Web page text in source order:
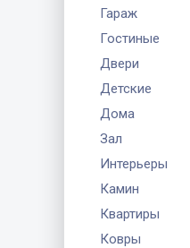
Гараж
Гостиные
Двери
Детские
Дома
Зал
Интерьеры
Камин
Квартиры
Ковры